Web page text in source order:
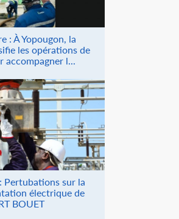
: À Yopougon, la
les opérations de
accompagner l...
Pertubations sur la
électrique de
BOUET